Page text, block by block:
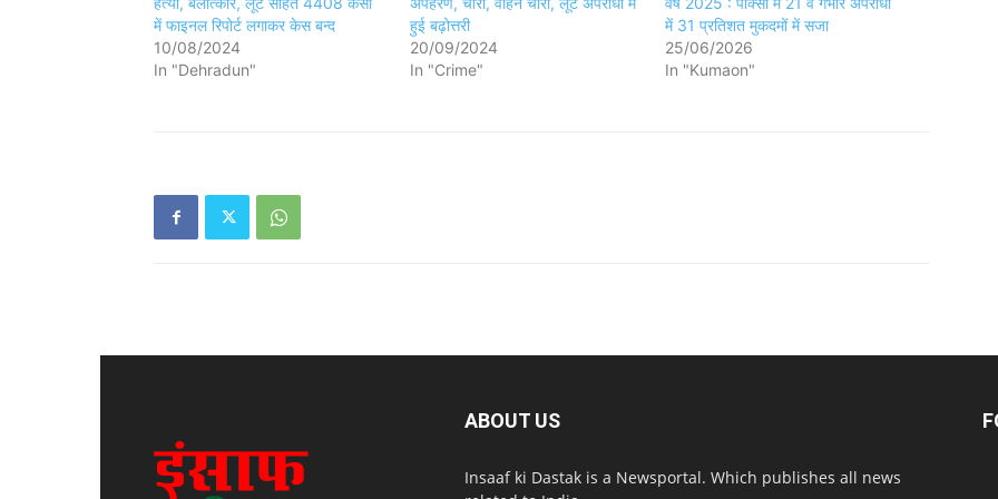
में फाइनल रिपोर्ट लगाकर केस बन्द
10/08/2024
In "Dehradun"
हुई बढ़ोत्तरी
20/09/2024
In "Crime"
में 31 प्रतिशत मुकदमों में सजा
25/06/2026
In "Kumaon"
ABOUT US
Insaaf ki Dastak is a Newsportal. Which publishes all news